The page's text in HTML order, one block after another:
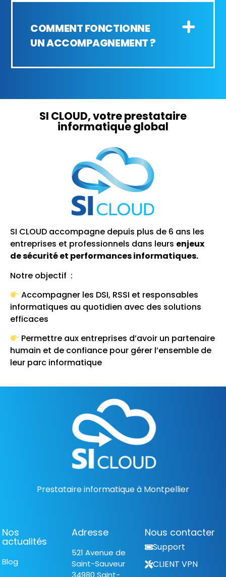
COMMENT FONCTIONNE
UN ACCOMPAGNEMENT ?
SI CLOUD, votre prestataire
informatique global
SI CLOUD accompagne depuis plus de 6 ans les
entreprises et professionnels dans leurs enjeux
de sécurité et performances informatiques.
Notre objectif :
Accompagner les DSI, RSSI et responsables
informatiques au quotidien avec des solutions
efficaces
Permettre aux entreprises d’avoir un partenaire
humain et de confiance pour gérer l’ensemble de
leur parc informatique
Prestataire informatique à Montpellier
Nos
actualités
Blog
Adresse
521 Avenue de
Saint-Sauveur
34980 Saint-
Nous contacter
Support
CLIENT VPN